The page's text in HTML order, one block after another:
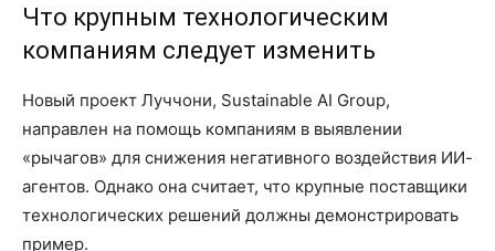
Что крупным технологическим
компаниям следует изменить
Новый проект Луччони, Sustainable AI Group,
направлен на помощь компаниям в выявлении
«рычагов» для снижения негативного воздействия ИИ-
агентов. Однако она считает, что крупные поставщики
технологических решений должны демонстрировать
пример.